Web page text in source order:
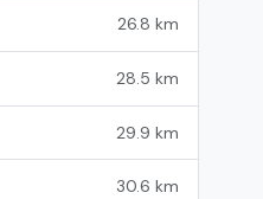
26.8 km
28.5 km
29.9 km
30.6 km